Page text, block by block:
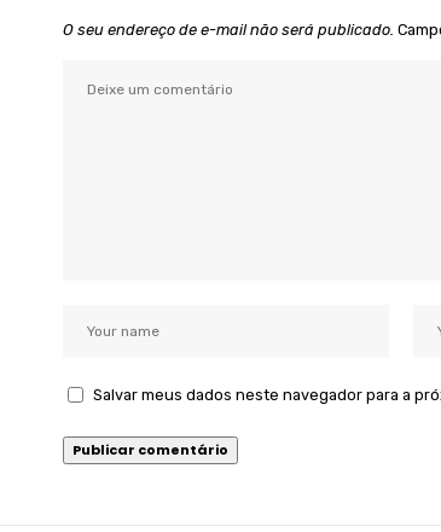
O seu endereço de e-mail não será publicado.
Salvar meus dados neste navegador para a